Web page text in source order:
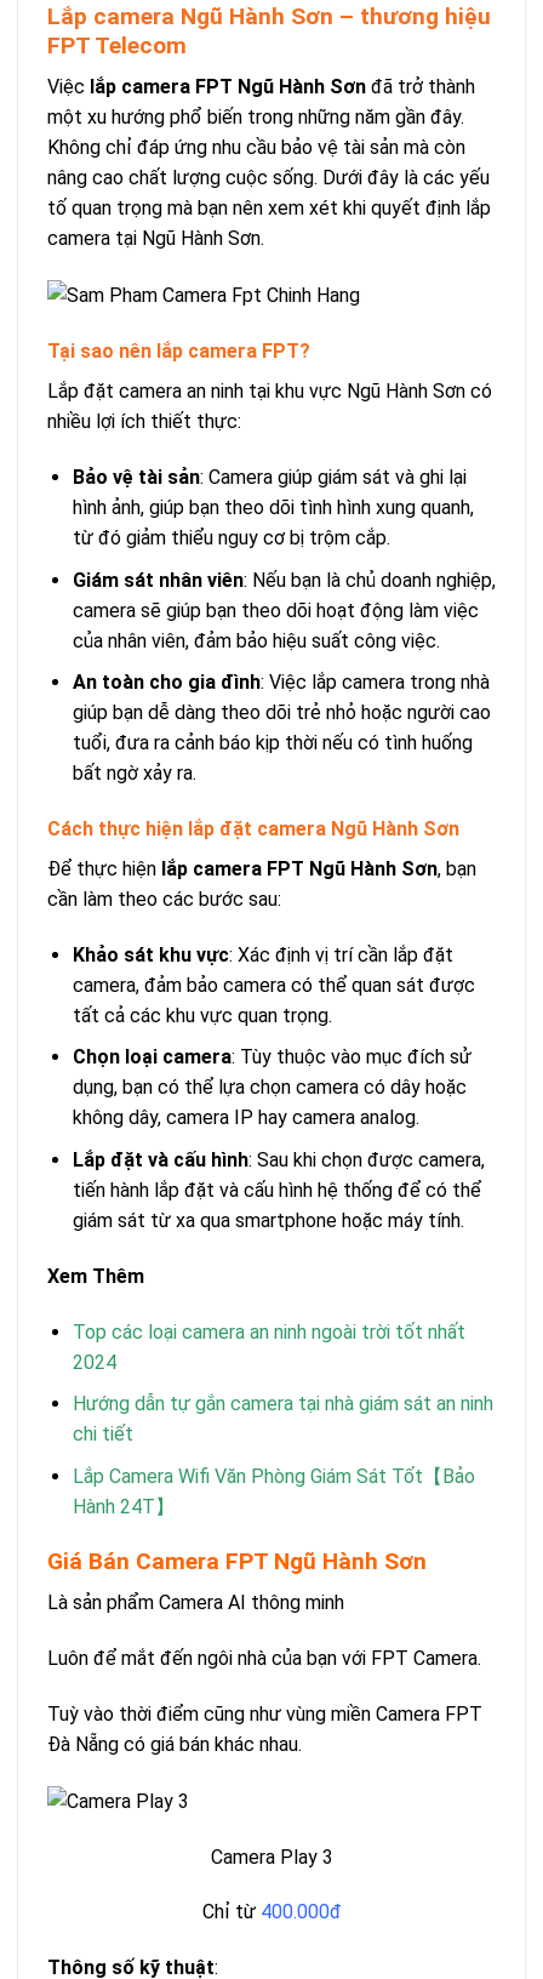
Lắp camera Ngũ Hành Sơn – thương hiệu
FPT Telecom
Việc lắp camera FPT Ngũ Hành Sơn đã trở thành
một xu hướng phổ biến trong những năm gần đây.
Không chỉ đáp ứng nhu cầu bảo vệ tài sản mà còn
nâng cao chất lượng cuộc sống. Dưới đây là các yếu
tố quan trọng mà bạn nên xem xét khi quyết định lắp
camera tại Ngũ Hành Sơn.
Tại sao nên lắp camera FPT?
Lắp đặt camera an ninh tại khu vực Ngũ Hành Sơn có
nhiều lợi ích thiết thực:
Bảo vệ tài sản: Camera giúp giám sát và ghi lại
hình ảnh, giúp bạn theo dõi tình hình xung quanh,
từ đó giảm thiểu nguy cơ bị trộm cắp.
Giám sát nhân viên: Nếu bạn là chủ doanh nghiệp,
camera sẽ giúp bạn theo dõi hoạt động làm việc
của nhân viên, đảm bảo hiệu suất công việc.
An toàn cho gia đình: Việc lắp camera trong nhà
giúp bạn dễ dàng theo dõi trẻ nhỏ hoặc người cao
tuổi, đưa ra cảnh báo kịp thời nếu có tình huống
bất ngờ xảy ra.
Cách thực hiện lắp đặt camera Ngũ Hành Sơn
Để thực hiện lắp camera FPT Ngũ Hành Sơn, bạn
cần làm theo các bước sau:
Khảo sát khu vực: Xác định vị trí cần lắp đặt
camera, đảm bảo camera có thể quan sát được
tất cả các khu vực quan trọng.
Chọn loại camera: Tùy thuộc vào mục đích sử
dụng, bạn có thể lựa chọn camera có dây hoặc
không dây, camera IP hay camera analog.
Lắp đặt và cấu hình: Sau khi chọn được camera,
tiến hành lắp đặt và cấu hình hệ thống để có thể
giám sát từ xa qua smartphone hoặc máy tính.
Xem Thêm
Top các loại camera an ninh ngoài trời tốt nhất
2024
Hướng dẫn tự gắn camera tại nhà giám sát an ninh
chi tiết
Lắp Camera Wifi Văn Phòng Giám Sát Tốt【Bảo
Hành 24T】
Giá Bán Camera FPT Ngũ Hành Sơn
Là sản phẩm Camera AI thông minh
Luôn để mắt đến ngôi nhà của bạn với FPT Camera.
Tuỳ vào thời điểm cũng như vùng miền Camera FPT
Đà Nẵng có giá bán khác nhau.
Camera Play 3
Chỉ từ 400.000đ
Thông số kỹ thuật: